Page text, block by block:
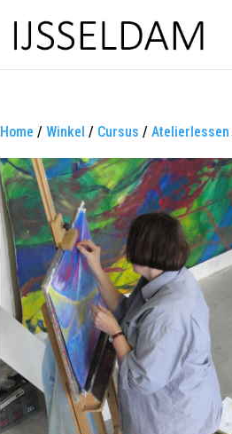
Home /Winkel / Cursus /Atelierlessen